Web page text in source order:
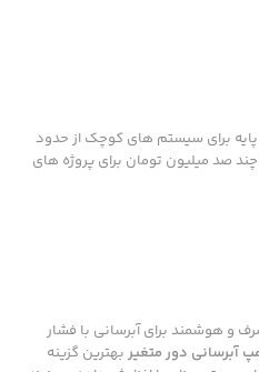
برای سیستم های کوچک از حدود
صد میلیون تومان برای پروژه های
و هوشمند برای آبرسانی با فشار
آبرسانی دور متغیر بهترین گزینه